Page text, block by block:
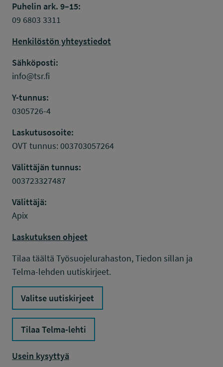
Puhelin ark. 9–15:
09 6803 3311
Henkilöstön yhteystiedot
Sähköposti:
info@tsr.fi
Y-tunnus:
0305726-4
Laskutusosoite:
OVT tunnus: 003703057264
Välittäjän tunnus:
003723327487
Välittäjä:
Apix
Laskutuksen ohjeet
Tilaa täältä Työsuojelurahaston, Tiedon sillan ja
Telma-lehden uutiskirjeet.
Valitse uutiskirjeet
Tilaa Telma-lehti
Usein kysyttyä